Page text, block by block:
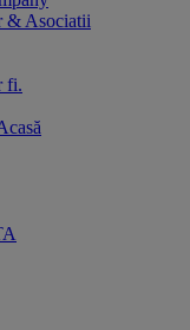
& Asociatii
fi.